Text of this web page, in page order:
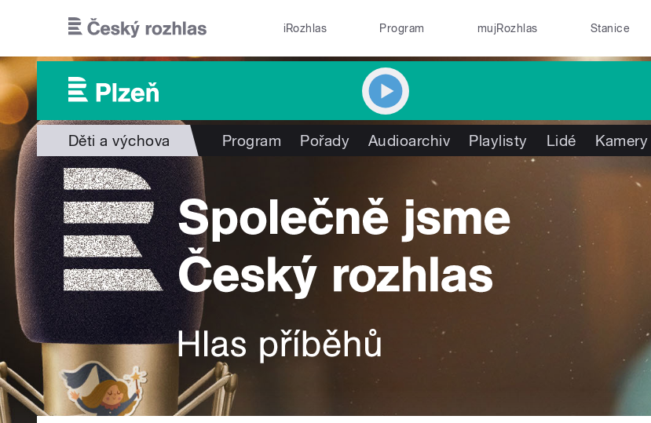
iRozhlas Program mujRozhlas Stanice
Děti a výchova Program Pořady Audioarchiv Playlisty Lidé Kamery